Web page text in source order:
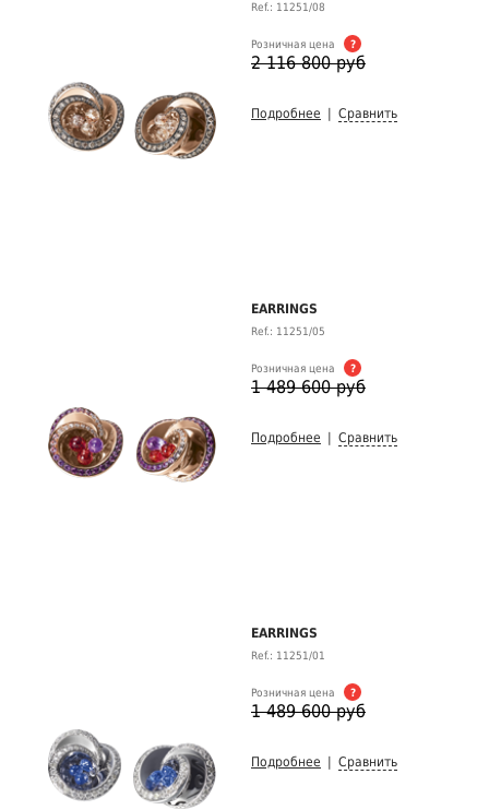
Ref.: 11251/08
Розничная цена ?
2 116 800 руб
Подробнее Сравнить
EARRINGS
Ref.: 11251/05
Розничная цена ?
1 489 600 руб
Подробнее Сравнить
EARRINGS
Ref.: 11251/01
Розничная цена ?
1 489 600 руб
Подробнее Сравнить